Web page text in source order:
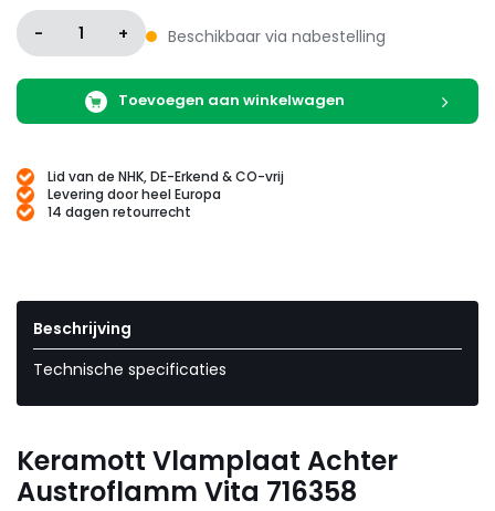
- 1 + Beschikbaar via nabestelling
Toevoegen aan winkelwagen
Lid van de NHK, DE-Erkend & CO-vrij
Levering door heel Europa
14 dagen retourrecht
Beschrijving
Technische specificaties
Keramott Vlamplaat Achter
Austroflamm Vita 716358